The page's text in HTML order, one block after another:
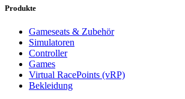
Produkte
Gameseats & Zubehör
Simulatoren
Controller
Games
Virtual RacePoints (vRP)
Bekleidung